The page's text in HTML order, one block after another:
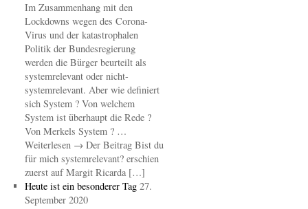
Im Zusammenhang mit den
Lockdowns wegen des Corona-
Virus und der katastrophalen
Politik der Bundesregierung
werden die Bürger beurteilt als
systemrelevant oder nicht-
systemrelevant. Aber wie definiert
sich System ? Von welchem
System ist überhaupt die Rede ?
Von Merkels System ? …
Weiterlesen → Der Beitrag Bist du
für mich systemrelevant? erschien
zuerst auf Margit Ricarda […]
Heute ist ein besonderer Tag 27.
September 2020